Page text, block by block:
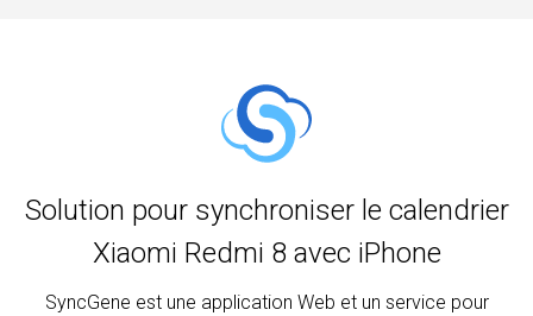
Solution pour synchroniser le calendrier
Xiaomi Redmi 8 avec iPhone
SyncGene est une application Web et un service pour